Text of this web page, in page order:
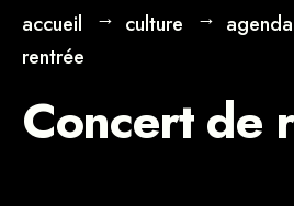
accueil culture agenda
rentrée
Concert de